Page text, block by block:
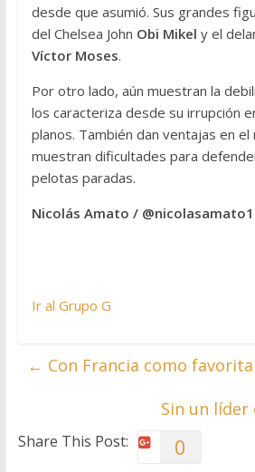
desde que asumió. Sus grandes
del Chelsea John Obi Mikel y el
Víctor Moses.
Por otro lado, aún muestran la
los caracteriza desde su irrupción
planos. También dan ventajas en
muestran dificultades para
pelotas paradas.
Nicolás Amato / @nicolasamato1
Ir al Grupo G
← Con Francia como favorita
Sin un líder
Share This Post: 0